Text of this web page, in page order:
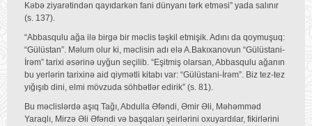
Kəbə ziyarətindən qayıdarkən fani dünyanı tərk etməsi” yada salınır
(s. 137).
“Abbasqulu ağa ilə birgə bir məclis təşkil etmişik. Adını da qoymuşuq:
“Gülüstan”. Məlum olur ki, məclisin adı elə A.Bakıxanovun “Gülüstani-
İrəm” tarixi əsərinə uyğun seçilib. “Eşitmiş olarsan, Abbasqulu ağanın
bu yerlərin tarixinə aid qiymətli kitabı var: “Gülüstani-İrəm”. Biz tez-tez
yığışıb dini, elmi mövzuda söhbətlər edirik” (s. 81).
Bu məclislərdə aşıq Tağı, Abdulla Əfəndi, Əmir Əli, Məhəmməd
Yaraqlı, Mirzə Əli Əfəndi və başqaları şeirlərini oxuyardılar, fikirlərini